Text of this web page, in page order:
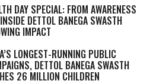
DAY SPECIAL: FROM AWARENESS
DETTOL BANEGA SWASTH
IMPACT
LONGEST-RUNNING PUBLIC
DETTOL BANEGA SWASTH
26 MILLION CHILDREN